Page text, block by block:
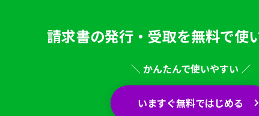
請求書の発行・受取を無料で使
＼ かんたんで使いやすい ／
いますぐ無料ではじめる